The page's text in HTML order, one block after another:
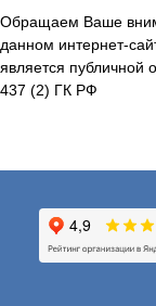
Обращаем Ваше
данном интернет-
является
437 (2) ГК РФ